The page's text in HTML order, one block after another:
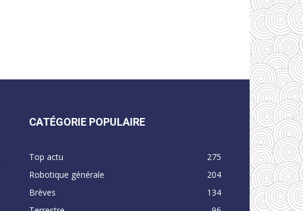
CATÉGORIE POPULAIRE
Top actu
275
Robotique générale
204
Brèves
134